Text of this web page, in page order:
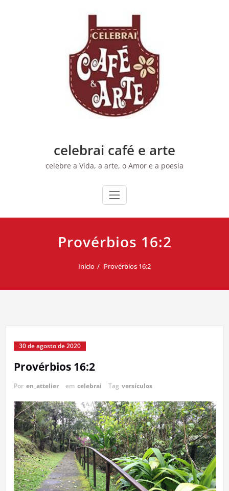
celebrai café e arte
celebre a Vida, a arte, o Amor e a poesia
Provérbios 16:2
Início Provérbios 16:2
30 de agosto de 2020
Provérbios 16:2
Por en_attelier em celebrai Tag versículos